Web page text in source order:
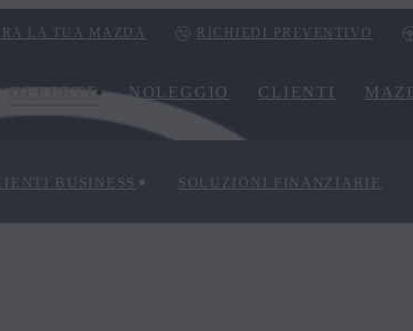
LA TUA MAZDA RICHIEDI PREVENTIVO
OFFERTE NOLEGGIO CLIENTI
BUSINESS SOLUZIONI FINANZIARIE